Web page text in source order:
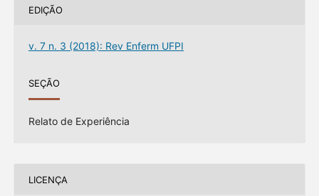
EDIÇÃO
v. 7 n. 3 (2018): Rev Enferm UFPI
SEÇÃO
Relato de Experiência
LICENÇA